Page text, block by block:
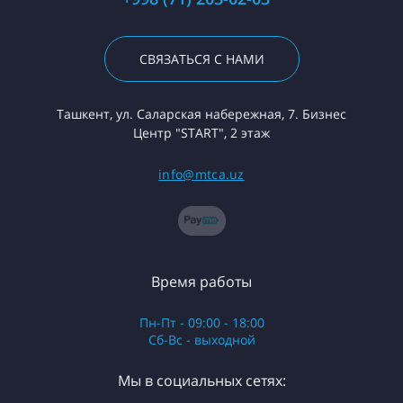
СВЯЗАТЬСЯ С НАМИ
Ташкент, ул. Саларская набережная, 7. Бизнес
Центр "START", 2 этаж
info@mtca.uz
Время работы
Пн-Пт - 09:00 - 18:00
Сб-Вс - выходной
Мы в социальных сетях: